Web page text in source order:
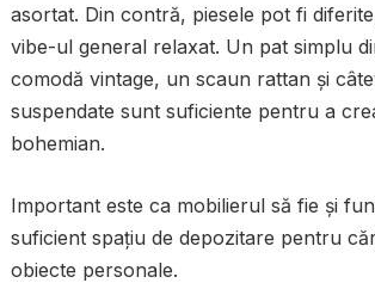
asortat. Din contră, piesele pot fi
vibe-ul general relaxat. Un pat simplu
comodă vintage, un scaun rattan și
suspendate sunt suficiente pentru a
bohemian.
Important este ca mobilierul să fie și
suficient spațiu de depozitare pentru
obiecte personale.